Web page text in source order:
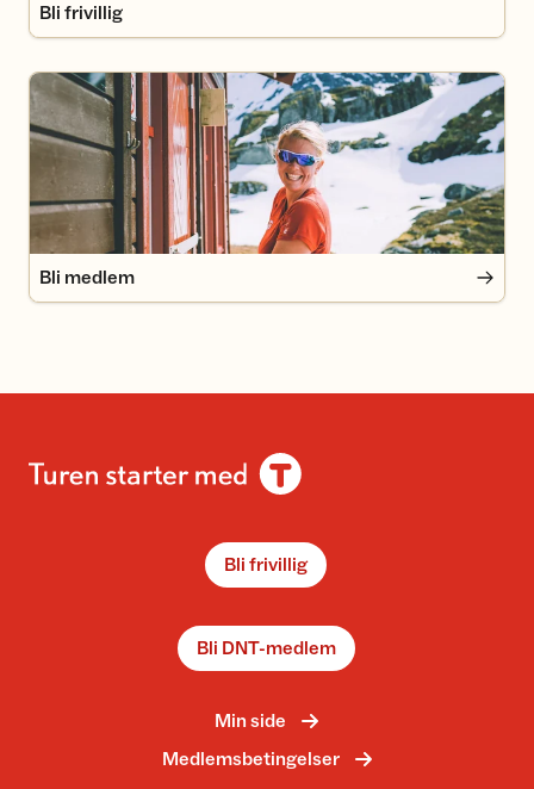
Bli frivillig
Bli medlem
Bli medlem
Bli frivillig
Bli DNT-medlem
Min side
Medlemsbetingelser